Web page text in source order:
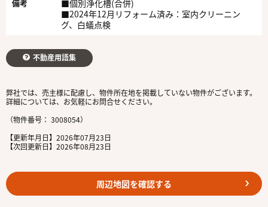
備考
■個別浄化槽(合併)
■2024年12月リフォーム済み：室内クリーニン
グ、白蟻点検
不動産用語集
弊社では、売主様に配慮し、物件所在地を掲載していない物件がございます。
詳細については、お気軽にお問合せください。
（物件番号： 3008054）
【更新年月日】2026年07月23日
【次回更新日】2026年08月23日
周辺地図を確認する